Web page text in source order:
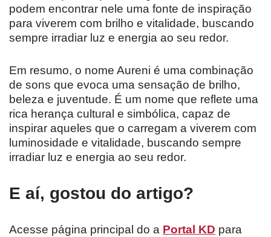
podem encontrar nele uma fonte de inspiração
para viverem com brilho e vitalidade, buscando
sempre irradiar luz e energia ao seu redor.
Em resumo, o nome Aureni é uma combinação
de sons que evoca uma sensação de brilho,
beleza e juventude. É um nome que reflete uma
rica herança cultural e simbólica, capaz de
inspirar aqueles que o carregam a viverem com
luminosidade e vitalidade, buscando sempre
irradiar luz e energia ao seu redor.
E aí, gostou do artigo?
Acesse página principal do a Portal KD para